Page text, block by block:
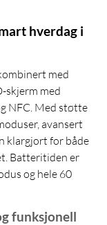
hverdag i
med
skjerm med
NFC. Med støtte
avansert
klargjort for både
Batteritiden er
og hele 60
funksjonell